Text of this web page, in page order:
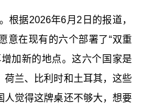
根据2026年6月2日的报道，
意在现有的六个部署了“双重
加新的地点。这六个国家是
荷兰、比利时和土耳其，这些
人觉得这牌桌还不够大，想要